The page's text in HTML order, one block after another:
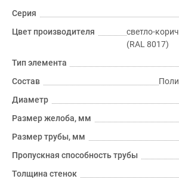
Серия
Цвет производителя
светло-
(RAL 8017)
Тип элемента
Состав
Диаметр
Размер желоба, мм
Размер трубы, мм
Пропускная способность трубы
Толщина стенок